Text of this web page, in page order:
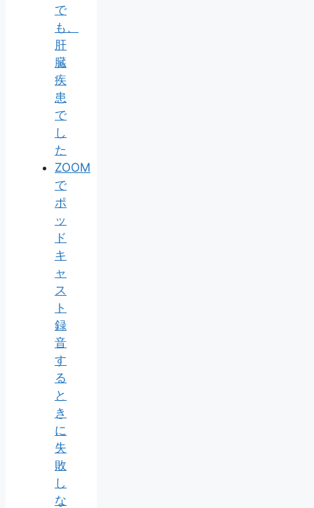
で
も、
肝
臓
疾
患
で
し
た
ZOOM
で
ポ
ッ
ド
キ
ャ
ス
ト
録
音
す
る
と
き
に
失
敗
し
な